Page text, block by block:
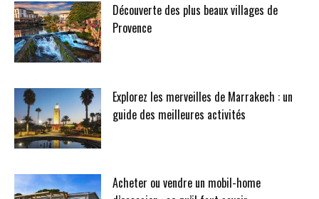
Découverte des plus beaux villages de
Provence
Explorez les merveilles de Marrakech : un
guide des meilleures activités
Acheter ou vendre un mobil-home